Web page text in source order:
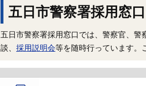
五日市警察署採用窓
五日市警察署採用窓口では、警察官、
談、 採用説明会等を随時行っています。